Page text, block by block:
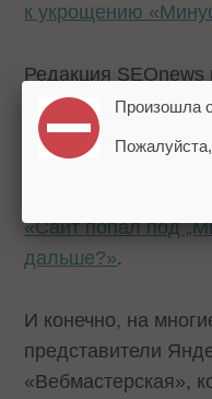
к укрощению
Редакция
не
и обратилась к
SEO-компаний и
«Сайт попал под
дальше?».
И конечно, на
представители
«Вебмастерская»,
Произошла
Пожалуйста,